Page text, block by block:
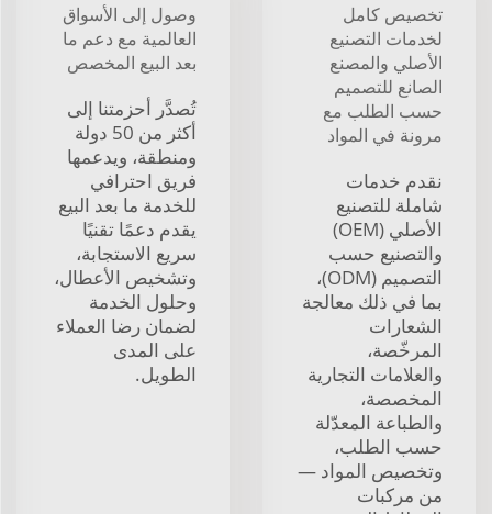
تخصيص كامل
لخدمات التصنيع
الأصلي والمصنع
الصانع للتصميم
حسب الطلب مع
مرونة في المواد
نقدم خدمات
شاملة للتصنيع
الأصلي (OEM)
والتصنيع حسب
التصميم (ODM)،
بما في ذلك معالجة
الشعارات
المرخّصة،
والعلامات التجارية
المخصصة،
والطباعة المعدّلة
حسب الطلب،
وتخصيص المواد —
من مركبات
وصول إلى الأسواق
العالمية مع دعم ما
بعد البيع المخصص
تُصدَّر أحزمتنا إلى
أكثر من 50 دولة
ومنطقة، ويدعمها
فريق احترافي
للخدمة ما بعد البيع
يقدم دعمًا تقنيًا
سريع الاستجابة،
وتشخيص الأعطال،
وحلول الخدمة
لضمان رضا العملاء
على المدى
الطويل.